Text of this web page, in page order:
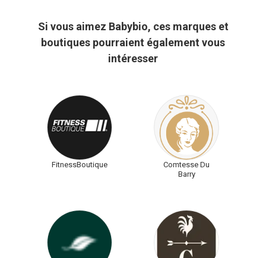
Si vous aimez Babybio, ces marques et
boutiques pourraient également vous
intéresser
FitnessBoutique
Comtesse Du
Barry